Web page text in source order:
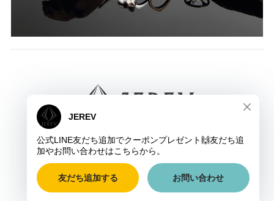
JEREV ジュレブ
COPYRIGHT © JEREV ジュレブ ALL RIGHTS RESERVED.